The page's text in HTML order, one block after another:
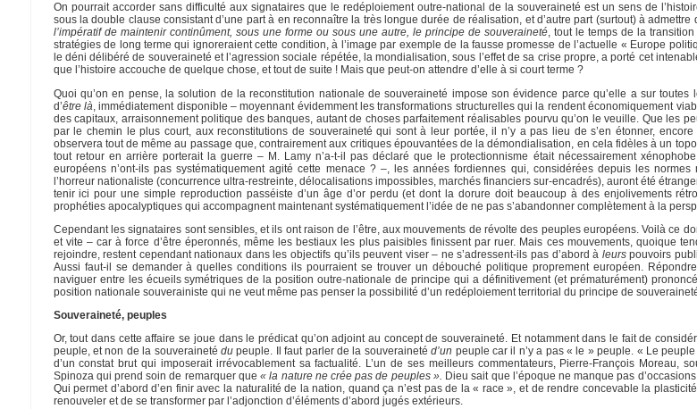
On pourrait accorder sans difficulté aux signataires que le redéploiement outre-national de la souveraineté est un sens de
sous la double clause consistant d’une part à en reconnaître la très longue durée de réalisation, et d’autre part (surtout) à
l’impératif de maintenir continûment, sous une forme ou sous une autre, le principe de souveraineté, tout le temps de la
stratégies de long terme qui ignoreraient cette condition, à l’image par exemple de la fausse promesse de l’actuelle « Europe
le déni délibéré de souveraineté et l’agression sociale répétée, la mondialisation, sous l’effet de sa crise propre, a porté cet
que l’histoire accouche de quelque chose, et tout de suite ! Mais que peut-on attendre d’elle à si court terme ?
Quoi qu’on en pense, la solution de la reconstitution nationale de souveraineté impose son évidence parce qu’elle a sur toutes
d’être là , immédiatement disponible – moyennant évidemment les transformations structurelles qui la rendent économiquement
des capitaux, arraisonnement politique des banques, autant de choses parfaitement réalisables pourvu qu’on le veuille. Que les
par le chemin le plus court, aux reconstitutions de souveraineté qui sont à leur portée, il n’y a pas lieu de s’en étonner,
observera tout de même au passage que, contrairement aux critiques épouvantées de la démondialisation, en cela fidèles à un
tout retour en arrière porterait la guerre – M. Lamy n’a-t-il pas déclaré que le protectionnisme était nécessairement
européens n’ont-ils pas systématiquement agité cette menace ? –, les années fordiennes qui, considérées depuis les normes
l’horreur nationaliste (concurrence ultra-restreinte, délocalisations impossibles, marchés financiers sur-encadrés), auront été
tenir ici pour une simple reproduction passéiste d’un âge d’or perdu (et dont la dorure doit beaucoup à des enjolivements
prophéties apocalyptiques qui accompagnent maintenant systématiquement l’idée de ne pas s’abandonner complètement à la
Cependant les signataires sont sensibles, et ils ont raison de l’être, aux mouvements de révolte des peuples européens. Voilà ce
et vite – car à force d’être éperonnés, même les bestiaux les plus paisibles finissent par ruer. Mais ces mouvements, quoique
rejoindre, restent cependant nationaux dans les objectifs qu’ils peuvent viser – ne s’adressent-ils pas d’abord à leurspouvoirs
Aussi faut-il se demander à quelles conditions ils pourraient se trouver un débouché politique proprement européen.
naviguer entre les écueils symétriques de la position outre-nationale de principe qui a définitivement (et prématurément)
position nationale souverainiste qui ne veut même pas penser la possibilité d’un redéploiement territorial du principe de
Souveraineté, peuples
Or, tout dans cette affaire se joue dans le prédicat qu’on adjoint au concept de souveraineté. Et notamment dans le fait de
peuple, et non de la souveraineté du peuple. Il faut parler de la souverainetéd’un peuple car il n’y a pas « le » peuple. « Le
d’un constat brut qui imposerait irrévocablement sa factualité. L’un de ses meilleurs commentateurs, Pierre-François Moreau,
Spinoza qui prend soin de remarquer que« la nature ne crée pas de peuples ». Dieu sait que l’époque ne manque pas
Qui permet d’abord d’en finir avec la naturalité de la nation, quand ça n’est pas de la « race », et de rendre concevable la
renouveler et de se transformer par l’adjonction d’éléments d’abord jugés extérieurs.